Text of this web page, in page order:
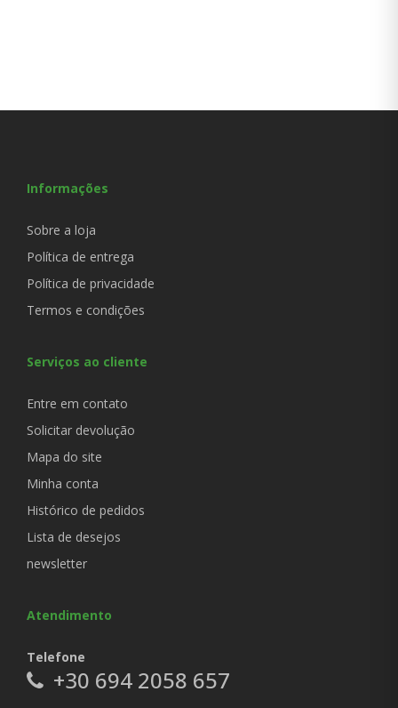
Informações
Sobre a loja
Política de entrega
Política de privacidade
Termos e condições
Serviços ao cliente
Entre em contato
Solicitar devolução
Mapa do site
Minha conta
Histórico de pedidos
Lista de desejos
newsletter
Atendimento
Telefone
+30 694 2058 657